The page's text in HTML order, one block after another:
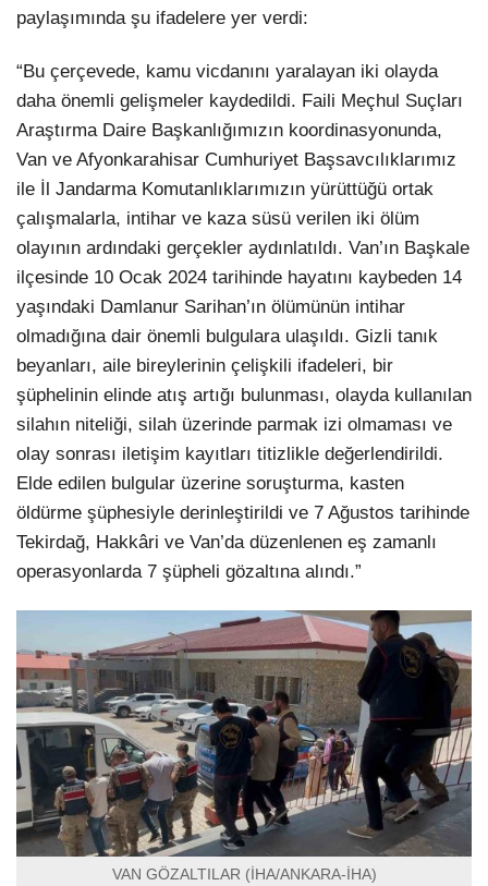
paylaşımında şu ifadelere yer verdi:
“Bu çerçevede, kamu vicdanını yaralayan iki olayda
daha önemli gelişmeler kaydedildi. Faili Meçhul Suçları
Araştırma Daire Başkanlığımızın koordinasyonunda,
Van ve Afyonkarahisar Cumhuriyet Başsavcılıklarımız
ile İl Jandarma Komutanlıklarımızın yürüttüğü ortak
çalışmalarla, intihar ve kaza süsü verilen iki ölüm
olayının ardındaki gerçekler aydınlatıldı. Van’ın Başkale
ilçesinde 10 Ocak 2024 tarihinde hayatını kaybeden 14
yaşındaki Damlanur Sarihan’ın ölümünün intihar
olmadığına dair önemli bulgulara ulaşıldı. Gizli tanık
beyanları, aile bireylerinin çelişkili ifadeleri, bir
şüphelinin elinde atış artığı bulunması, olayda kullanılan
silahın niteliği, silah üzerinde parmak izi olmaması ve
olay sonrası iletişim kayıtları titizlikle değerlendirildi.
Elde edilen bulgular üzerine soruşturma, kasten
öldürme şüphesiyle derinleştirildi ve 7 Ağustos tarihinde
Tekirdağ, Hakkâri ve Van’da düzenlenen eş zamanlı
operasyonlarda 7 şüpheli gözaltına alındı.”
VAN GÖZALTILAR (İHA/ANKARA-İHA)